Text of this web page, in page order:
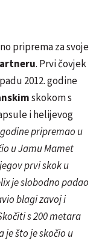
priprema za svoje
. Prvi čovjek
2012. godine
skokom s
i helijevog
pripremao u
u Jamu Mamet
prvi skok u
je slobodno padao
blagi zavoj i
s 200 metara
je što je skočio u